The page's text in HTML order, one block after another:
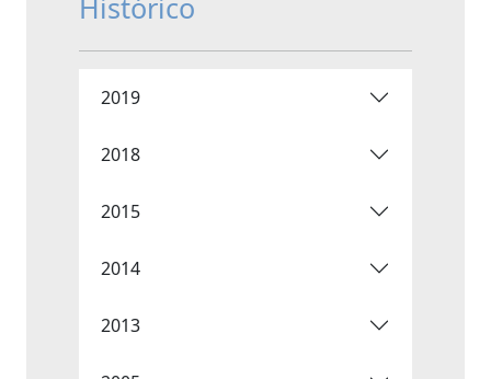
Histórico
2019
2018
2015
2014
2013